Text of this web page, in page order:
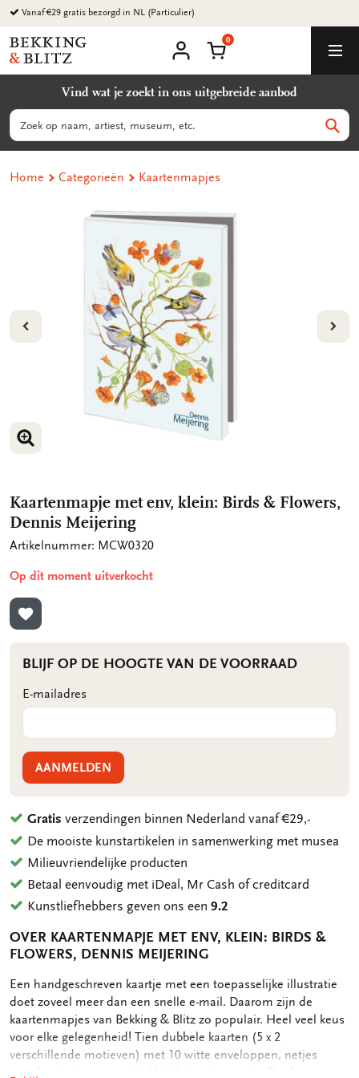
Ga
naar
content
Bekking
&
B.V.
account
Winkelmand
0
Vind wat je zoekt in ons uitgebreide aanbod
Zoeken
Home Categorieën Kaartenmapjes
VORIGE
VERGROOT AFBEELDING
VERGROOT AFBEELDING
Kaartenmapje met env, klein: Birds & Flowers,
Dennis Meijering
Artikelnummer: MCW0320
Op dit moment uitverkocht
TOEVOEGEN AAN VERLANGLIJST
BLIJF OP DE HOOGTE VAN DE VOORRAAD
E-mailadres
AANMELDEN
Gratis verzendingen binnen Nederland vanaf €29,-
De mooiste kunstartikelen in samenwerking met musea
Milieuvriendelijke producten
Betaal eenvoudig met iDeal, Mr Cash of creditcard
Kunstliefhebbers geven ons een9.2
OVER KAARTENMAPJE MET ENV, KLEIN: BIRDS &
FLOWERS, DENNIS MEIJERING
OMSCHRIJVING
Een handgeschreven kaartje met een toepasselijke illustratie
doet zoveel meer dan een snelle e-mail. Daarom zijn de
kaartenmapjes van Bekking & Blitz zo populair. Heel veel keus
voor elke gelegenheid! Tien dubbele kaarten (5 x 2
verschillende motieven) met 10 witte enveloppen, netjes
opgeborgen in een aantrekkelijk kaartenmapje. Op de